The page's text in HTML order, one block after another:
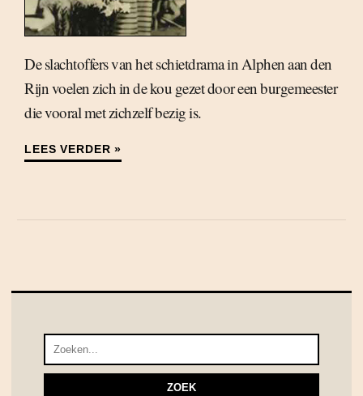
De slachtoffers van het schietdrama in Alphen aan den
Rijn voelen zich in de kou gezet door een burgemeester
die vooral met zichzelf bezig is.
LEES VERDER »